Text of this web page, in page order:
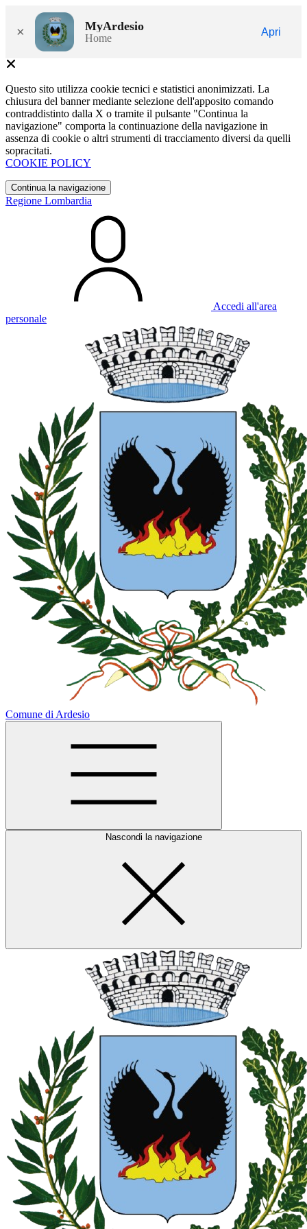
× MyArdesio
Home
Apri
Questo sito utilizza cookie tecnici e statistici anonimizzati. La
chiusura del banner mediante selezione dell'apposito comando
contraddistinto dalla X o tramite il pulsante "Continua la
navigazione" comporta la continuazione della navigazione in
assenza di cookie o altri strumenti di tracciamento diversi da quelli
sopracitati.
COOKIE POLICY
Continua la navigazione
Regione Lombardia
Accedi all'area
personale
Comune di Ardesio
Nascondi la navigazione